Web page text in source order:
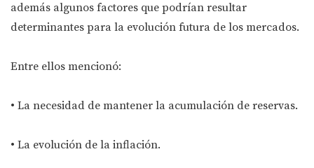
además algunos factores que podrían resultar
determinantes para la evolución futura de los mercados.
Entre ellos mencionó:
• La necesidad de mantener la acumulación de reservas.
• La evolución de la inflación.